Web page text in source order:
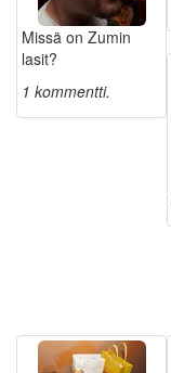
Missä on Zumin
lasit?
1 kommentti.